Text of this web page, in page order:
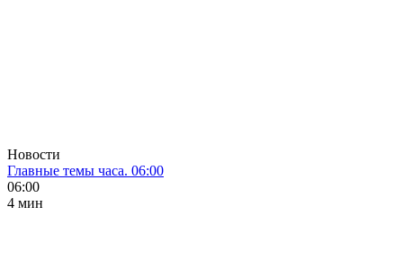
Новости
Главные темы часа. 06:00
06:00
4 мин